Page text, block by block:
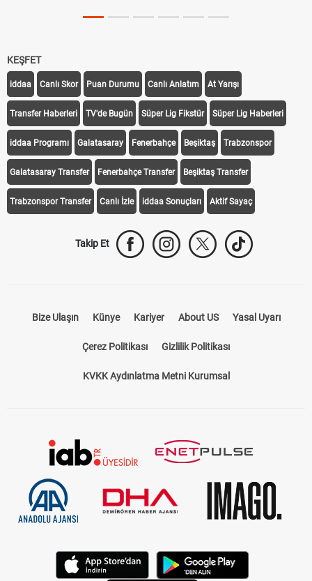
KEŞFET
iddaa Canlı Skor Puan Durumu Canlı Anlatım At Yarışı
Transfer Haberleri TV'de Bugün Süper Lig Fikstür Süper Lig Haberleri
iddaa Programı Galatasaray Fenerbahçe Beşiktaş Trabzonspor
Galatasaray Transfer Fenerbahçe Transfer Beşiktaş Transfer
Trabzonspor Transfer Canlı İzle iddaa Sonuçları Aktif Sayaç
Takip Et
Bize Ulaşın Künye Kariyer About US Yasal Uyarı
Çerez Politikası Gizlilik Politikası
KVKK Aydınlatma Metni Kurumsal